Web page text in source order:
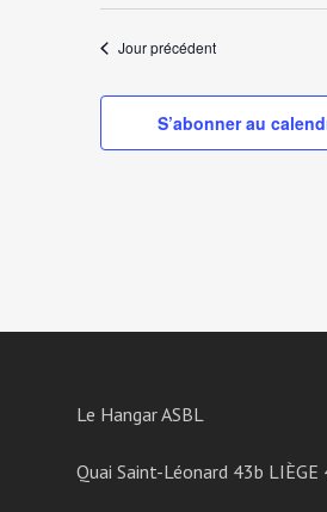
Jour précédent
S’abonner au
Le Hangar ASBL
Quai Saint-Léonard 43b LIÈGE